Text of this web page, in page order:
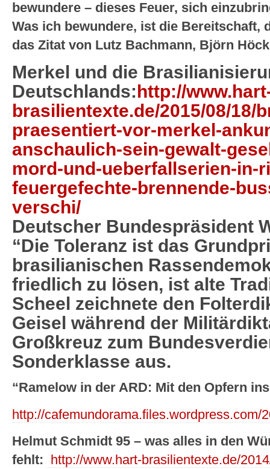
bewundere – dieses Feuer, sich
Was ich bewundere, ist die Bereitschaft,
das Zitat von Lutz Bachmann, Björn
Merkel und die
Deutschlands: http://
brasilientexte.de/2015/08/18/
praesentiert-vor-merkel-
anschaulich-sein-gewalt-
mord-und-ueberfallserien-in-
feuergefechte-brennende-
verschi/
Deutscher Bundespräsident
“Die Toleranz ist das
brasilianischen
friedlich zu lösen, ist alte
Scheel zeichnete den
Geisel während der
Großkreuz zum
Sonderklasse aus.
“Ramelow in der ARD: Mit den Opfern
http://cafemundorama.files.wordpress.com/
Helmut Schmidt 95 – was alles in den
fehlt:
http://www.hart-brasilientexte.de/